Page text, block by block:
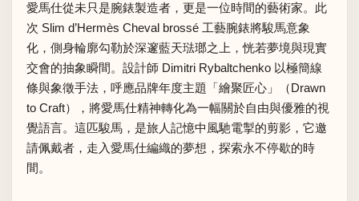
愛馬仕從未只是腕錶製造者，更是一位時間的藝術家。此
次 Slim d’Hermès Cheval brossé 工藝腕錶將駿馬意象
化，側身輪廓勾勒於深邃藍天琺瑯之上，恍若夢境與現實
交會的抽象瞬間。設計師 Dimitri Rybaltchenko 以極簡線
條與象徵手法，呼應品牌年度主題「繪聚匠心」（Drawn
to Craft），將愛馬仕精神轉化為一幅關於自由與優雅的視
覺語言。這匹駿馬，是旅人記憶中風馳電掣的剪影，它邀
請佩戴者，走入愛馬仕編織的夢想，探索永不停歇的時
間。